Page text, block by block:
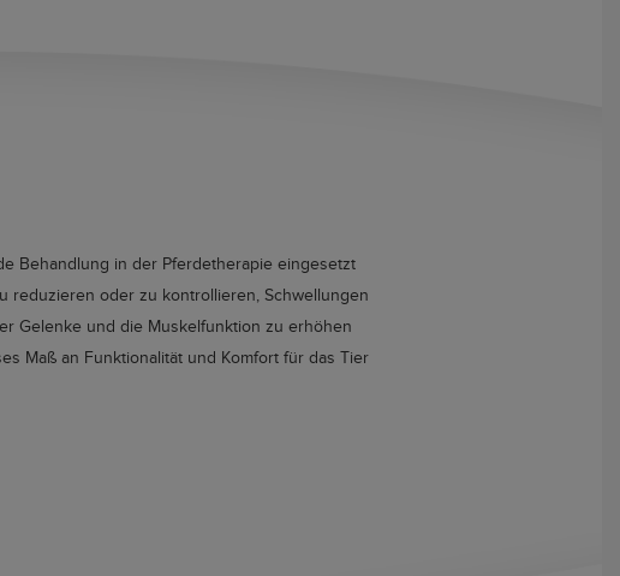
Behandlung in der Pferdetherapie eingesetzt
reduzieren oder zu kontrollieren, Schwellungen
Gelenke und die Muskelfunktion zu erhöhen
Maß an Funktionalität und Komfort für das Tier